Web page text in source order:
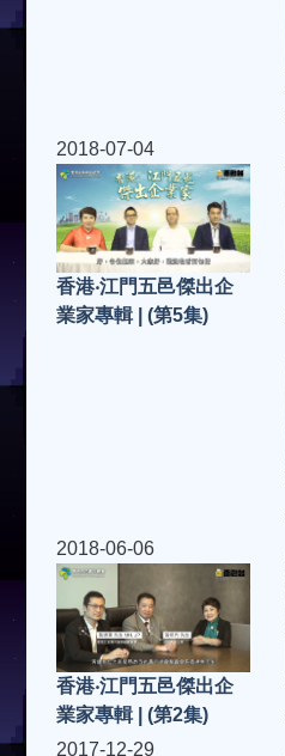
2018-07-04
香港‧江門五邑傑出企
業家專輯 | (第5集)
2018-06-06
香港‧江門五邑傑出企
業家專輯 | (第2集)
2017-12-29